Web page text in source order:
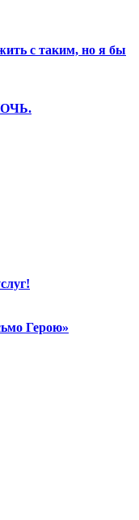
с таким, но я бы
Герою»